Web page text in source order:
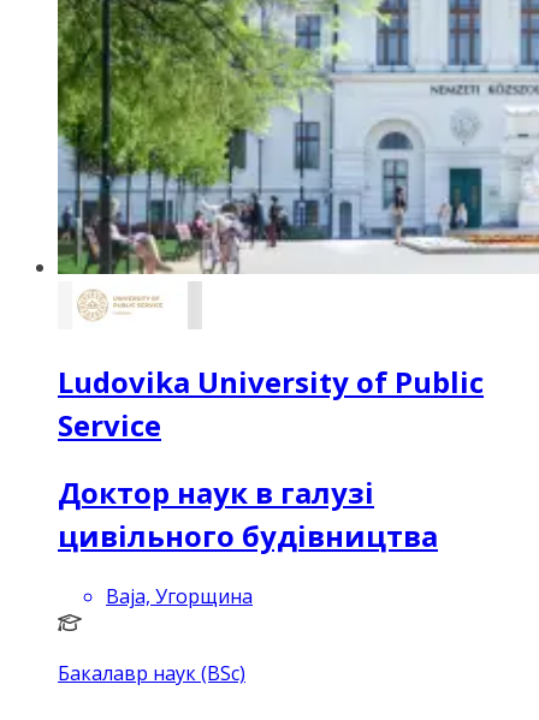
Ludovika University of Public
Service
Доктор наук в галузі
цивільного будівництва
Baja, Угорщина
Бакалавр наук (BSc)